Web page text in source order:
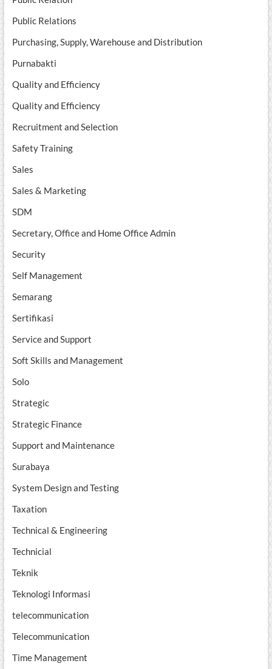
Public Relations
Purchasing, Supply, Warehouse and Distribution
Purnabakti
Quality and Efficiency
Quality and Efficiency
Recruitment and Selection
Safety Training
Sales
Sales & Marketing
SDM
Secretary, Office and Home Office Admin
Security
Self Management
Semarang
Sertifikasi
Service and Support
Soft Skills and Management
Solo
Strategic
Strategic Finance
Support and Maintenance
Surabaya
System Design and Testing
Taxation
Technical & Engineering
Technicial
Teknik
Teknologi Informasi
telecommunication
Telecommunication
Time Management